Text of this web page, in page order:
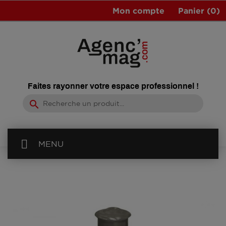
Panier (0)
Mon compte
Faites rayonner votre espace professionnel !
search
MENU